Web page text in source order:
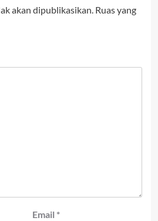
akan dipublikasikan. Ruas yang
Email *